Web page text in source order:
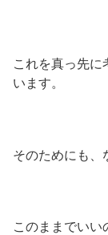
これを真っ先に
います。
そのためにも、
このままでいい